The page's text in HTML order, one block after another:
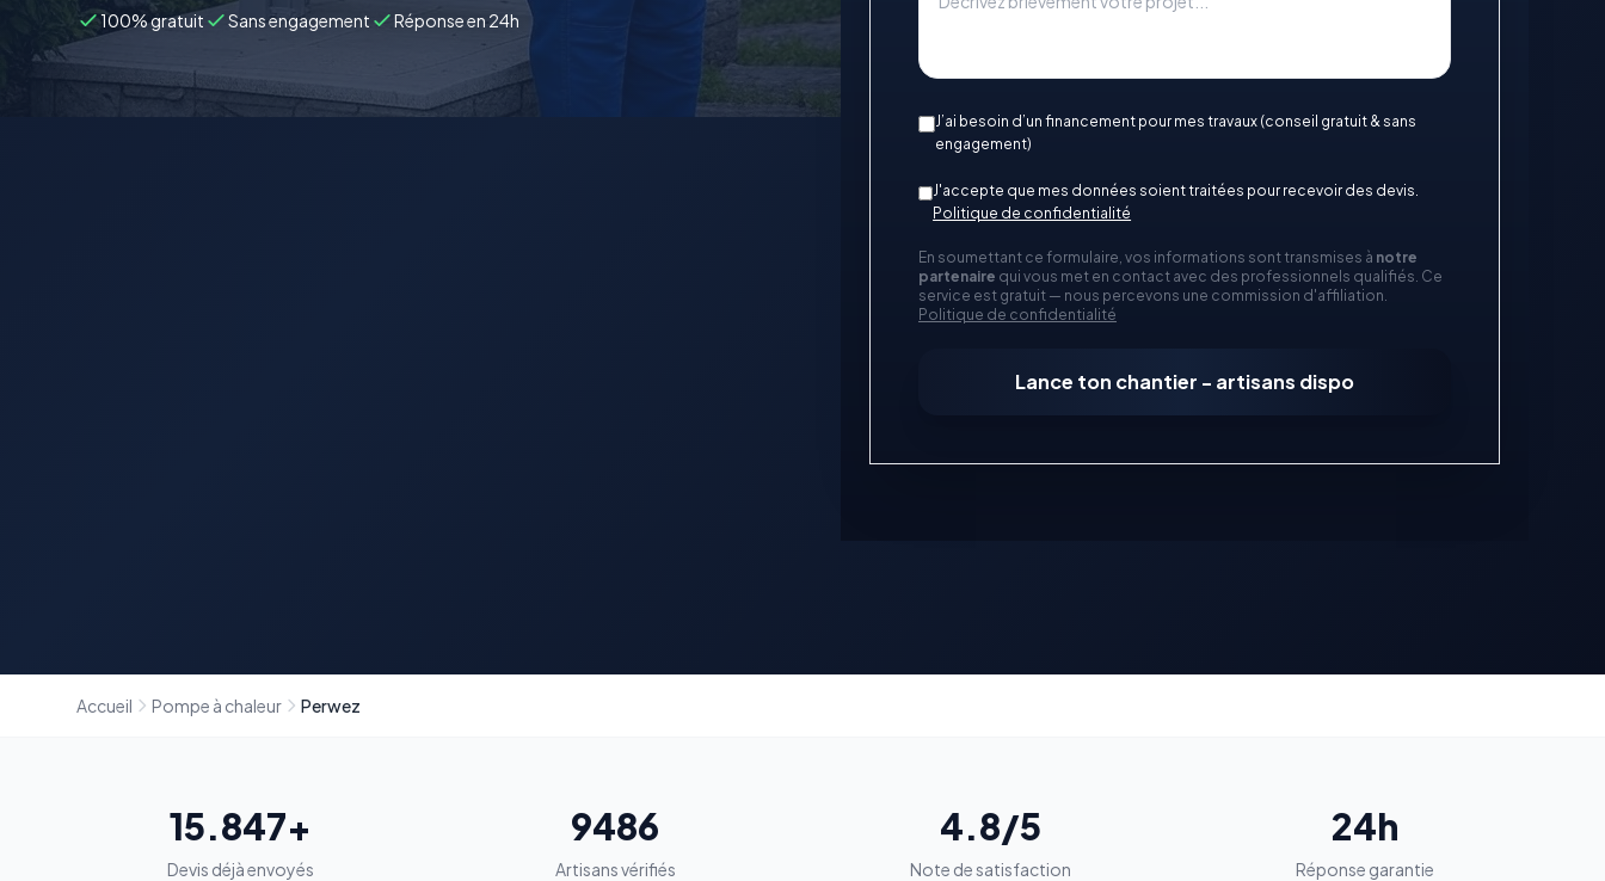
100% gratuit Sans engagement Réponse en 24h
J’ai besoin d’un financement pour mes travaux (conseil gratuit & sans
engagement)
J'accepte que mes données soient traitées pour recevoir des devis.
Politique de confidentialité
En soumettant ce formulaire, vos informations sont transmises à notre
partenaire qui vous met en contact avec des professionnels qualifiés. Ce
service est gratuit — nous percevons une commission d'affiliation.
Politique de confidentialité
Lance ton chantier - artisans dispo
Accueil Pompe à chaleur Perwez
15.847+
Devis déjà envoyés
9486
Artisans vérifiés
4.8/5
Note de satisfaction
24h
Réponse garantie